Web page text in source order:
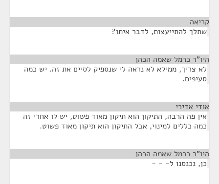
קריאה
שתלך להתייעצות, לדבר איתו?
היו"ר כרמל שאמה הכהן
לא צריך, ממילא לא נראה לי שנספיק לסיים את זה. יש כמה
סעיפים.
אודי אדירי
אין פה הרבה, התיקון הוא תיקון מאוד פשוט, יש לו אחרי זה
כמה כללים למינוי, אבל התיקון הוא תיקון מאוד פשוט.
היו"ר כרמל שאמה הכהן
כן, נכנסנו ל- - -